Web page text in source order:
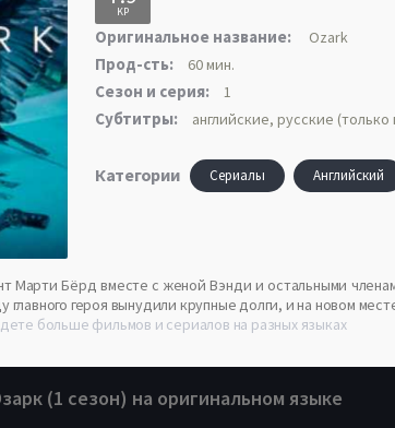
KP
Оригинальное название: Ozark
Прод-сть: 60 мин.
Сезон и серия: 1
Субтитры: английские, русские
Категории Сериалы Английский
Марти Бёрд вместе с женой Вэнди и остальными
героя вынудили крупные долги, и на новом
больше фильмов и сериалов на разных языках
(1 сезон) на оригинальном языке